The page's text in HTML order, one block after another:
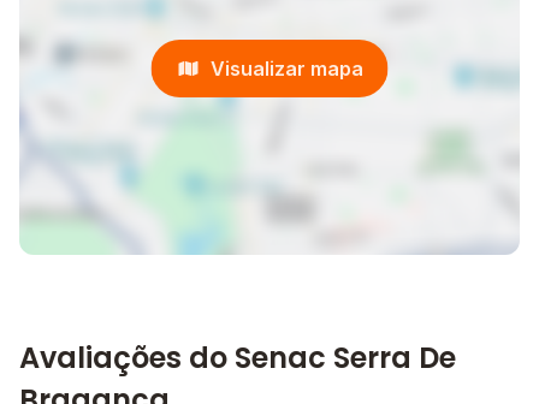
Visualizar mapa
Avaliações do Senac Serra De